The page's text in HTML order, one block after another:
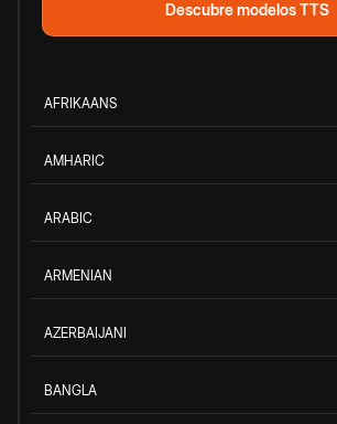
Descubre modelos TTS
AFRIKAANS
AMHARIC
ARABIC
ARMENIAN
AZERBAIJANI
BANGLA